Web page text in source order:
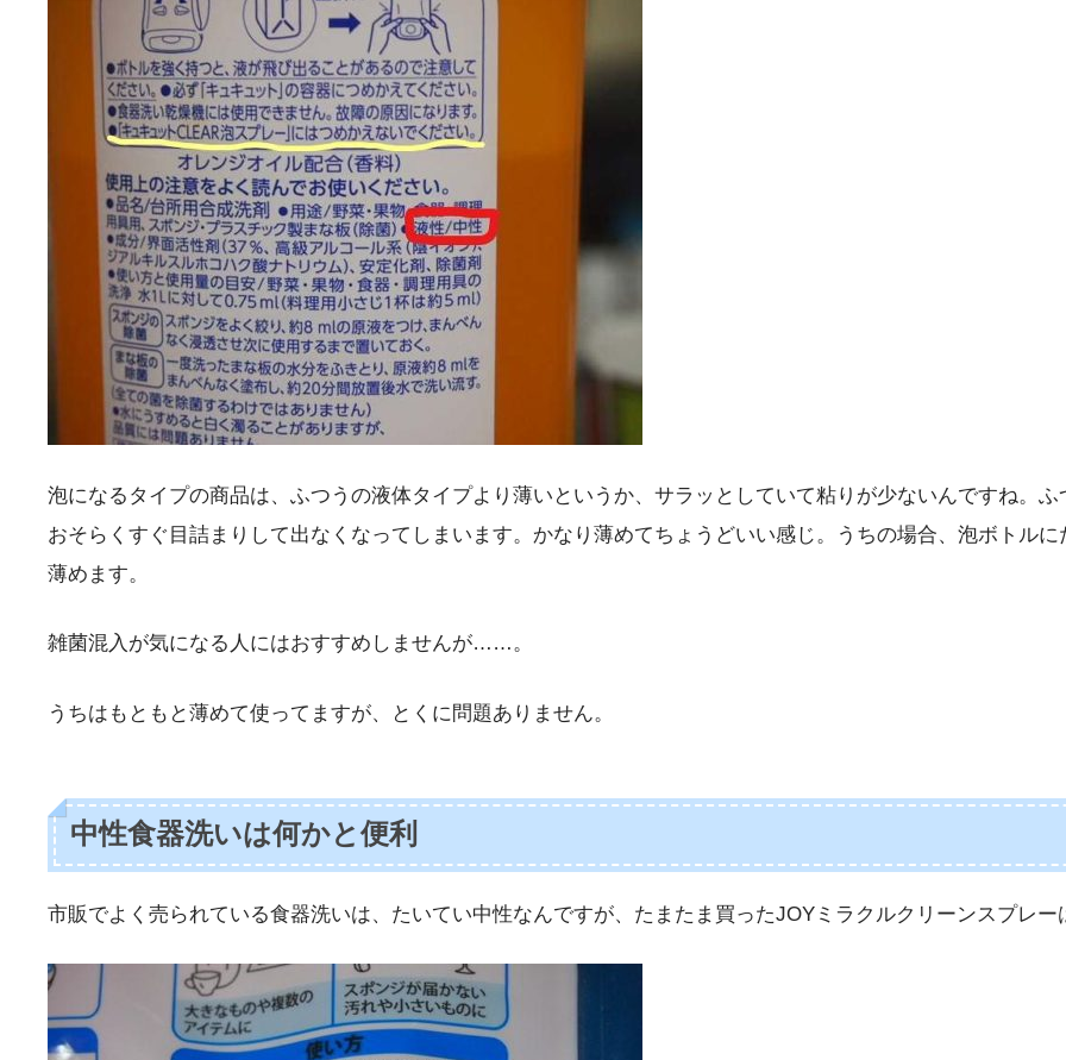
泡になるタイプの商品は、ふつうの液体タイプより薄いというか、サラッとしていて粘りが少ないんですね。
おそらくすぐ目詰まりして出なくなってしまいます。かなり薄めてちょうどいい感じ。うちの場合、泡ボトル
薄めます。
雑菌混入が気になる人にはおすすめしませんが……。
うちはもともと薄めて使ってますが、とくに問題ありません。
中性食器洗いは何かと便利
市販でよく売られている食器洗いは、たいてい中性なんですが、たまたま買ったJOYミラクルクリーンスプレ